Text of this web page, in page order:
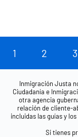
1 2 3
Inmigración Justa
Ciudadanía e
otra agencia
relación de cliente-
incluidas las guías y
Si tienes